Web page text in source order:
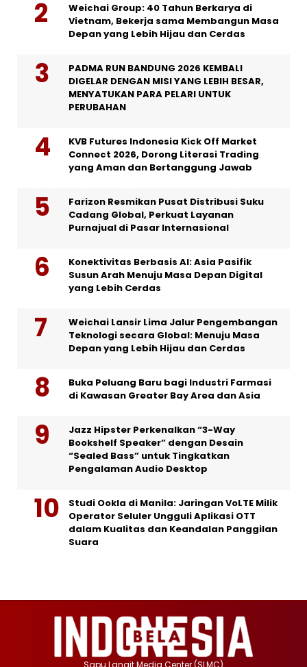
Weichai Group: 40 Tahun Berkarya di
Vietnam, Bekerja sama Membangun Masa
Depan yang Lebih Hijau dan Cerdas
PADMA RUN BANDUNG 2026 KEMBALI
DIGELAR DENGAN MISI YANG LEBIH BESAR,
MENYATUKAN PARA PELARI UNTUK
PERUBAHAN
KVB Futures Indonesia Kick Off Market
Connect 2026, Dorong Literasi Trading
yang Aman dan Bertanggung Jawab
Farizon Resmikan Pusat Distribusi Suku
Cadang Global, Perkuat Layanan
Purnajual di Pasar Internasional
Konektivitas Berbasis AI: Asia Pasifik
Susun Arah Menuju Masa Depan Digital
yang Lebih Cerdas
Weichai Lansir Lima Jalur Pengembangan
Teknologi secara Global: Menuju Masa
Depan yang Lebih Hijau dan Cerdas
Buka Peluang Baru bagi Industri Farmasi
di Kawasan Greater Bay Area dan Asia
Jazz Hipster Perkenalkan “3-Way
Bookshelf Speaker” dengan Desain
“Sealed Bass” untuk Tingkatkan
Pengalaman Audio Desktop
Studi Ookla di Manila: Jaringan VoLTE Milik
Operator Seluler Ungguli Aplikasi OTT
dalam Kualitas dan Keandalan Panggilan
Suara
Sapu Langit Media Center (SLMC)